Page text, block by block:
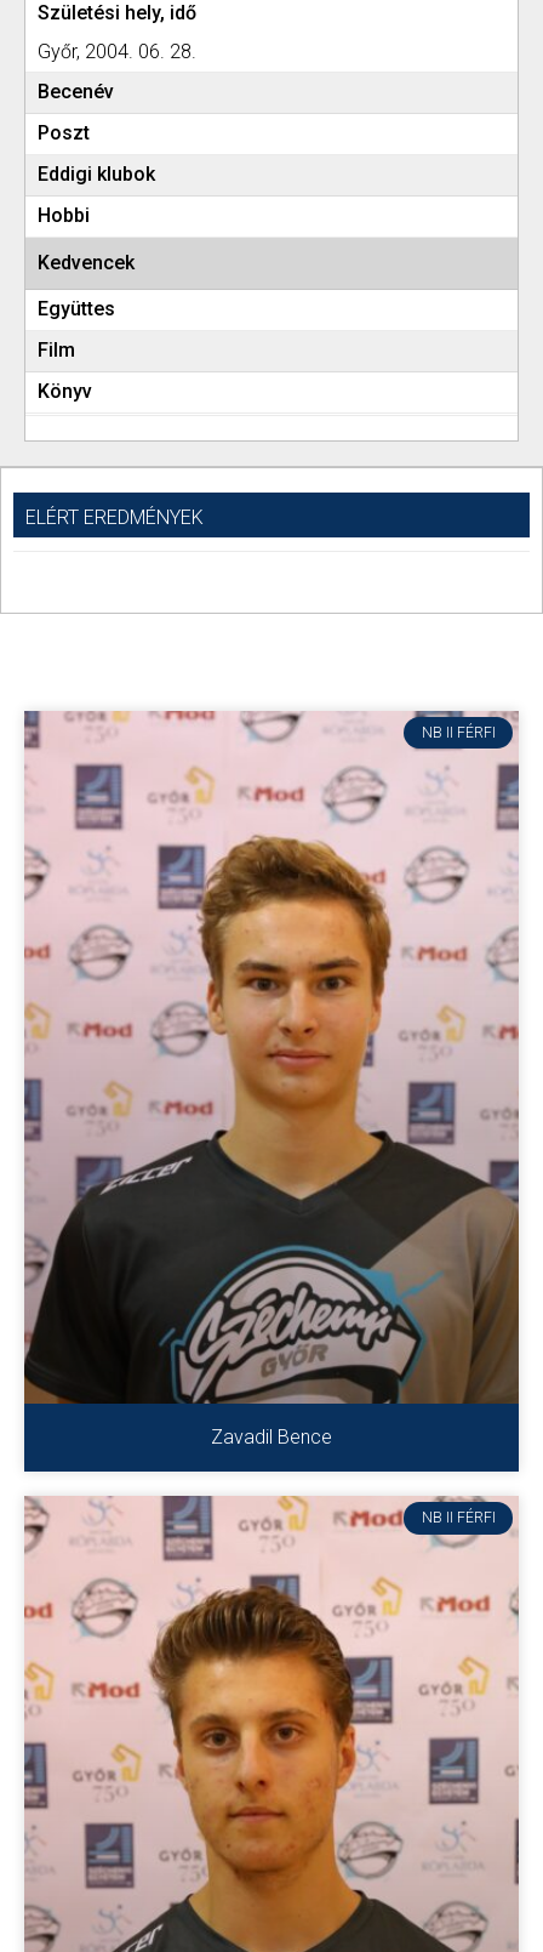
Születési hely, idő
Győr, 2004. 06. 28.
Becenév
Poszt
Eddigi klubok
Hobbi
Kedvencek
Együttes
Film
Könyv
ELÉRT EREDMÉNYEK
NB II FÉRFI
Zavadil Bence
NB II FÉRFI